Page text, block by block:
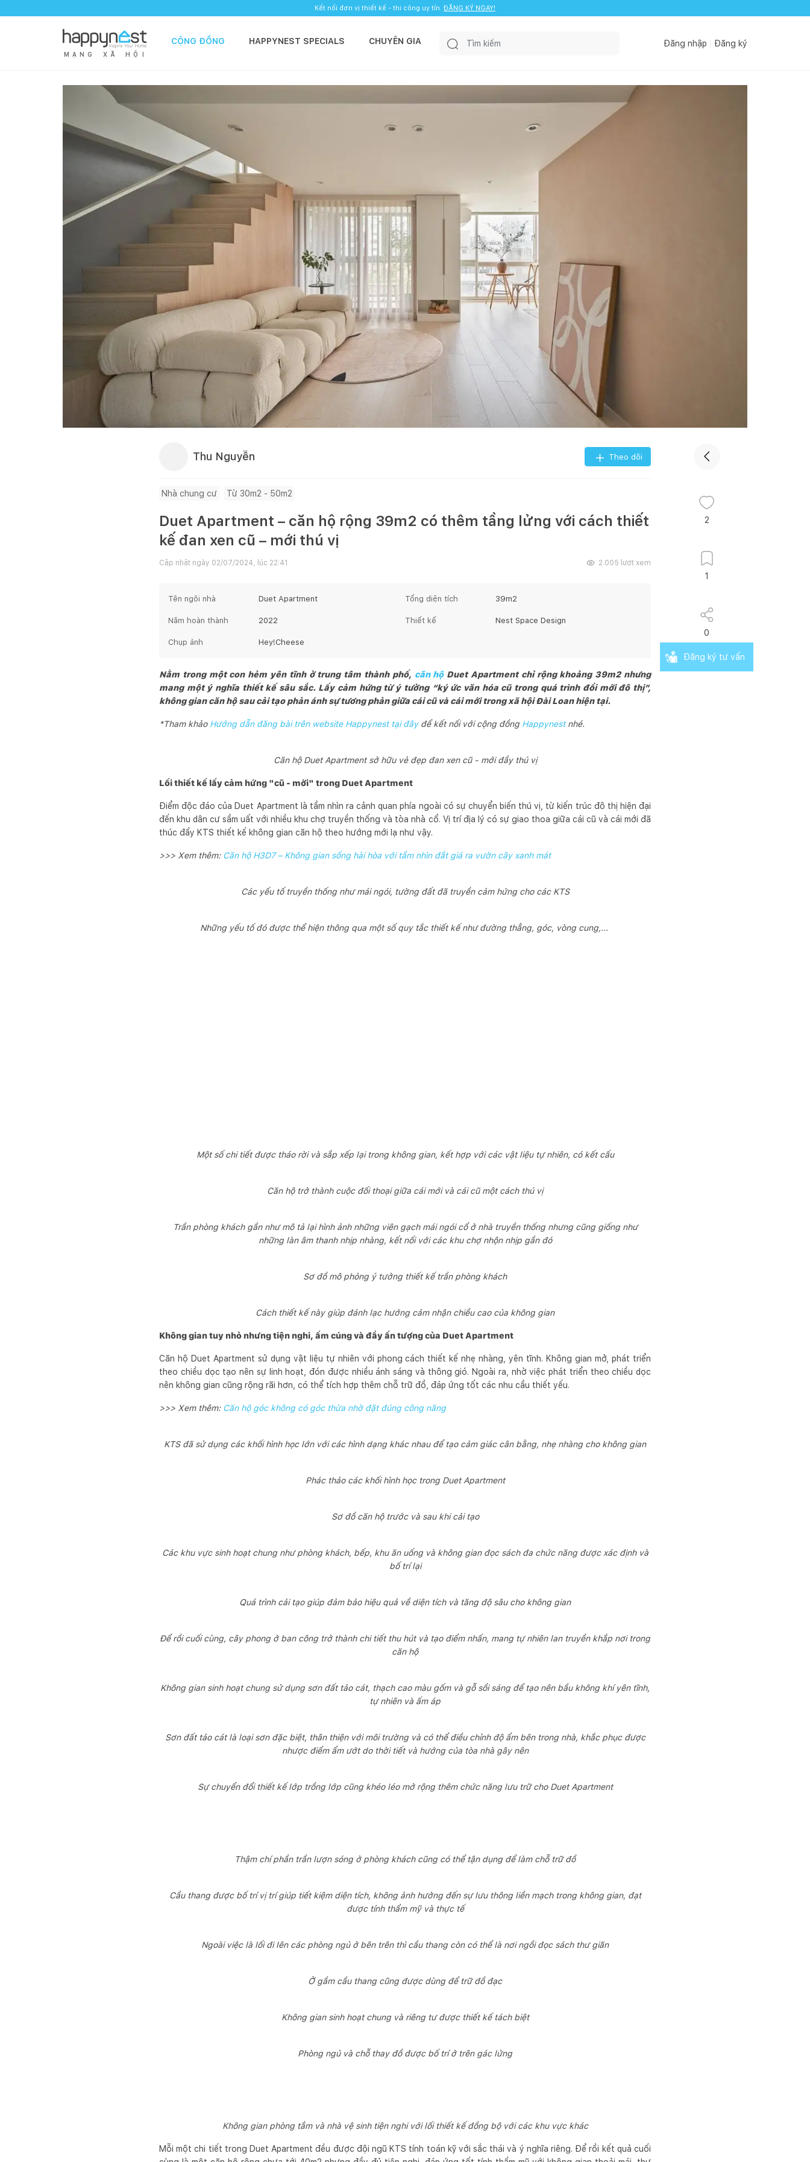
Kết nối đơn vị thiết kế - thi công uy tín. ĐĂNG KÝ NGAY!
M Ạ N G X Ã H Ộ I
CỘNG ĐỒNG HAPPYNEST SPECIALS CHUYÊN GIA Đăng nhập Đăng ký
Thu Nguyễn Theo dõi
Nhà chung cư Từ 30m2 - 50m2
Duet Apartment – căn hộ rộng 39m2 có thêm tầng lửng với cách thiết
kế đan xen cũ – mới thú vị
Cập nhật ngày 02/07/2024, lúc 22:41 2.005 lượt xem
Tên ngôi nhà Duet Apartment Tổng diện tích 39m2
Năm hoàn thành 2022 Thiết kế Nest Space Design
Chụp ảnh Hey!Cheese
Nằm trong một con hẻm yên tĩnh ở trung tâm thành phố, căn hộDuet Apartment chỉ rộng khoảng 39m2 nhưng
mang một ý nghĩa thiết kế sâu sắc. Lấy cảm hứng từ ý tưởng “ký ức văn hóa cũ trong quá trình đổi mới đô thị”,
không gian căn hộ sau cải tạo phản ánh sự tương phản giữa cái cũ và cái mới trong xã hội Đài Loan hiện tại.
*Tham khảo Hướng dẫn đăng bài trên website Happynest tại đâyđể kết nối với cộng đồng Happynest nhé.
Căn hộ Duet Apartment sở hữu vẻ đẹp đan xen cũ - mới đầy thú vị
Lối thiết kế lấy cảm hứng "cũ - mới" trong Duet Apartment
Điểm độc đáo của Duet Apartment là tầm nhìn ra cảnh quan phía ngoài có sự chuyển biến thú vị, từ kiến trúc đô thị hiện đại
đến khu dân cư sầm uất với nhiều khu chợ truyền thống và tòa nhà cổ. Vị trí địa lý có sự giao thoa giữa cái cũ và cái mới đã
thúc đẩy KTS thiết kế không gian căn hộ theo hướng mới lạ như vậy.
>>> Xem thêm: Căn hộ H3D7 – Không gian sống hài hòa với tầm nhìn đắt giá ra vườn cây xanh mát
Các yếu tố truyền thống như mái ngói, tường đất đã truyền cảm hứng cho các KTS
Những yếu tố đó được thể hiện thông qua một số quy tắc thiết kế như đường thẳng, góc, vòng cung,...
Một số chi tiết được tháo rời và sắp xếp lại trong không gian, kết hợp với các vật liệu tự nhiên, có kết cấu
Căn hộ trở thành cuộc đối thoại giữa cái mới và cái cũ một cách thú vị
Trần phòng khách gần như mô tả lại hình ảnh những viên gạch mái ngói cổ ở nhà truyền thống nhưng cũng giống như
những làn âm thanh nhịp nhàng, kết nối với các khu chợ nhộn nhịp gần đó
Sơ đồ mô phỏng ý tưởng thiết kế trần phòng khách
Cách thiết kế này giúp đánh lạc hướng cảm nhận chiều cao của không gian
Không gian tuy nhỏ nhưng tiện nghi, ấm cúng và đầy ấn tượng của Duet Apartment
Căn hộ Duet Apartment sử dụng vật liệu tự nhiên với phong cách thiết kế nhẹ nhàng, yên tĩnh. Không gian mở, phát triển
theo chiều dọc tạo nên sự linh hoạt, đón được nhiều ánh sáng và thông gió. Ngoài ra, nhờ việc phát triển theo chiều dọc
nên không gian cũng rộng rãi hơn, có thể tích hợp thêm chỗ trữ đồ, đáp ứng tốt các nhu cầu thiết yếu.
>>> Xem thêm:Căn hộ góc không có góc thừa nhờ đặt đúng công năng
KTS đã sử dụng các khối hình học lớn với các hình dạng khác nhau để tạo cảm giác cân bằng, nhẹ nhàng cho không gian
Phác thảo các khối hình học trong Duet Apartment
Sơ đồ căn hộ trước và sau khi cải tạo
Các khu vực sinh hoạt chung như phòng khách, bếp, khu ăn uống và không gian đọc sách đa chức năng được xác định và
bố trí lại
Quá trình cải tạo giúp đảm bảo hiệu quả về diện tích và tăng độ sâu cho không gian
Để rồi cuối cùng, cây phong ở ban công trở thành chi tiết thu hút và tạo điểm nhấn, mang tự nhiên lan truyền khắp nơi trong
căn hộ
Không gian sinh hoạt chung sử dụng sơn đất tảo cát, thạch cao màu gốm và gỗ sồi sáng để tạo nên bầu không khí yên tĩnh,
tự nhiên và ấm áp
Sơn đất tảo cát là loại sơn đặc biệt, thân thiện với môi trường và có thể điều chỉnh độ ẩm bên trong nhà, khắc phục được
nhược điểm ẩm ướt do thời tiết và hướng của tòa nhà gây nên
Sự chuyển đổi thiết kế lớp trồng lớp cũng khéo léo mở rộng thêm chức năng lưu trữ cho Duet Apartment
Thậm chí phần trần lượn sóng ở phòng khách cũng có thể tận dụng để làm chỗ trữ đồ
Cầu thang được bố trí vị trí giúp tiết kiệm diện tích, không ảnh hưởng đến sự lưu thông liền mạch trong không gian, đạt
được tính thẩm mỹ và thực tế
Ngoài việc là lối đi lên các phòng ngủ ở bên trên thì cầu thang còn có thể là nơi ngồi đọc sách thư giãn
Ở gầm cầu thang cũng được dùng để trữ đồ đạc
Không gian sinh hoạt chung và riêng tư được thiết kế tách biệt
Phòng ngủ và chỗ thay đồ được bố trí ở trên gác lửng
Không gian phòng tắm và nhà vệ sinh tiện nghi với lối thiết kế đồng bộ với các khu vực khác
Mỗi một chi tiết trong Duet Apartment đều được đội ngũ KTS tính toán kỹ với sắc thái và ý nghĩa riêng. Để rồi kết quả cuối
2
1
0
Đăng ký tư vấn